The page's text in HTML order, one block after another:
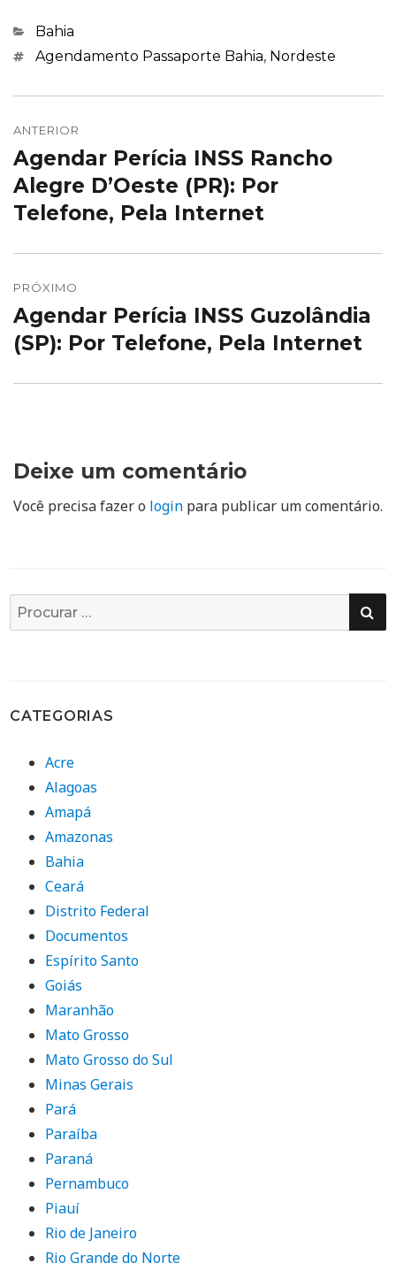
Categorias
Bahia
Marcações
Agendamento Passaporte Bahia, Nordeste
de
Post
ANTERIOR
Post
anterior:
Agendar Perícia INSS Rancho
Alegre D’Oeste (PR): Por
Telefone, Pela Internet
PRÓXIMO
Próximo
post:
Agendar Perícia INSS Guzolândia
(SP): Por Telefone, Pela Internet
Deixe um comentário
Você precisa fazer o login para publicar um comentário.
Busca
por:
CATEGORIAS
Acre
Alagoas
Amapá
Amazonas
Bahia
Ceará
Distrito Federal
Documentos
Espírito Santo
Goiás
Maranhão
Mato Grosso
Mato Grosso do Sul
Minas Gerais
Pará
Paraíba
Paraná
Pernambuco
Piauí
Rio de Janeiro
Rio Grande do Norte